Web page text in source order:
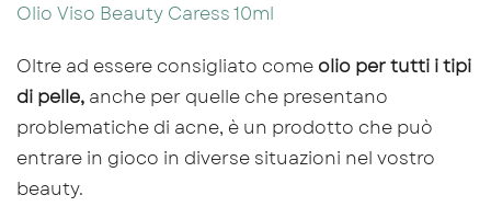
Olio Viso Beauty Caress 10ml
Oltre ad essere consigliato come olio per tutti i tipi
di pelle, anche per quelle che presentano
problematiche di acne, è un prodotto che può
entrare in gioco in diverse situazioni nel vostro
beauty.